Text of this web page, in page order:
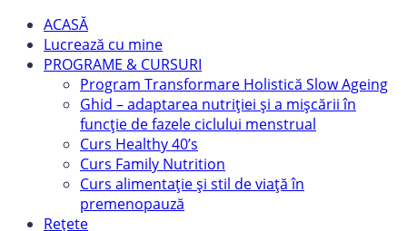
ACASĂ
Lucrează cu mine
PROGRAME & CURSURI
Program Transformare Holistică Slow Ageing
Ghid – adaptarea nutriției și a mișcării în
funcție de fazele ciclului menstrual
Curs Healthy 40’s
Curs Family Nutrition
Curs alimentație și stil de viață în
premenopauză
Rețete